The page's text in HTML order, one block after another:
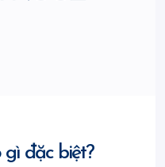
đặc biệt?